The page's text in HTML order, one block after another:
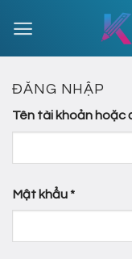
to
content
ĐĂNG NHẬP
Tên tài khoản hoặc
Mật khẩu*